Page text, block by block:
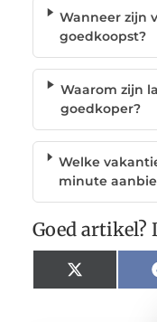
Wanneer zijn
goedkoopst?
Waarom zijn
goedkoper?
Welke
minute
Goed artikel?
X
(Twitter)